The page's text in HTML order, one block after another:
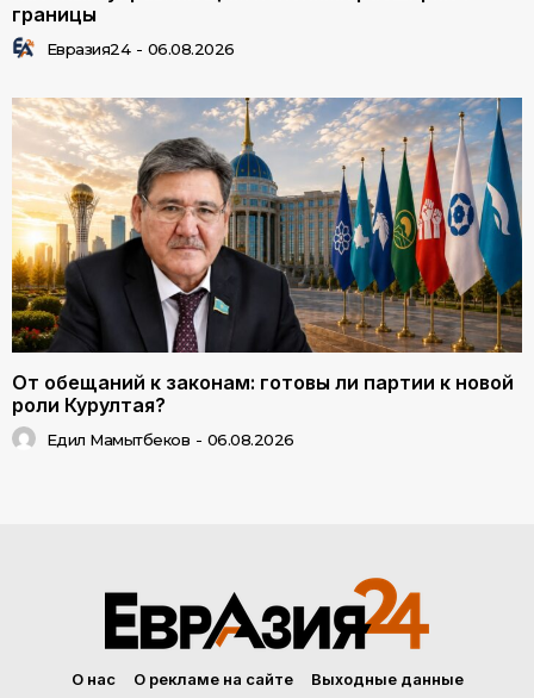
границы
Евразия24 - 06.08.2026
От обещаний к законам: готовы ли партии к новой
роли Курултая?
Едил Мамытбеков - 06.08.2026
О нас О рекламе на сайте Выходные данные